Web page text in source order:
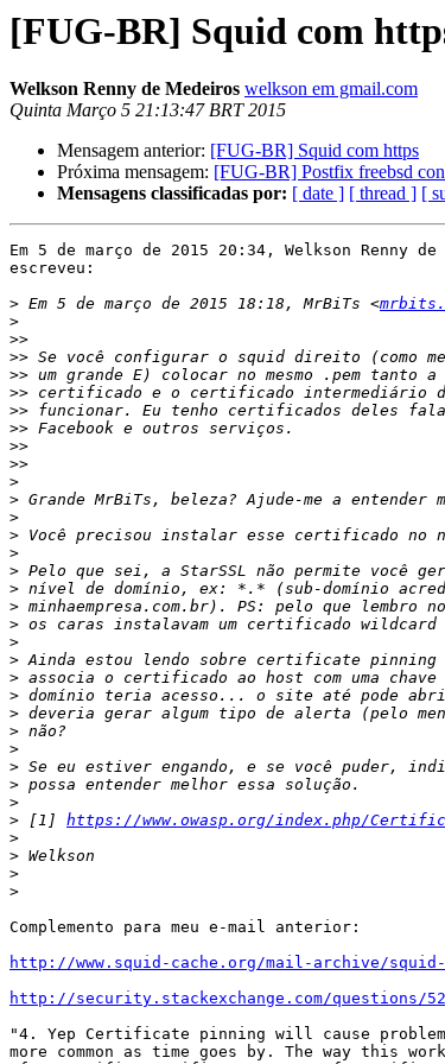
[FUG-BR] Squid com
Welkson Renny de Medeiros welkson em gmail.com
Quinta Março 5 21:13:47 BRT 2015
Mensagem anterior: [FUG-BR] Squid com https
Próxima mensagem: [FUG-BR] Postfix freebsd
Mensagens classificadas por: [ date ] [ thread ] [
Em 5 de março de 2015 20:34, Welkson Renny
escreveu:
> Em 5 de março de 2015 18:18, MrBiTs <
>
>>
>>
>>
>>
>>
>>
>>
>>
>
>
>
>
>
>
>
>
>
>
>
>
>
>
>
>
>
>
>
> [1] https://www.owasp.org/index.php/
>
>
>
>
Complemento para meu e-mail anterior:
http://www.squid-cache.org/mail-archive/squid-
http://security.stackexchange.com/questions/
"4. Yep Certificate pinning will cause
more common as time goes by. The way this